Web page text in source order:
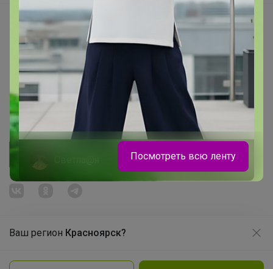
Ваш регион Красноярск?
Начать зарабатывать с 24-ok
Picabox.ru - Лучшее место для ваших изображений
Розыгрыш - Генератор случайных чисел
Пульс нашего маркетплейса
Укорачиватель ссылок
Политика конфиденциальности
Посмотреть всю ленту
Продолжая использовать этот сайт и нажимая кнопку